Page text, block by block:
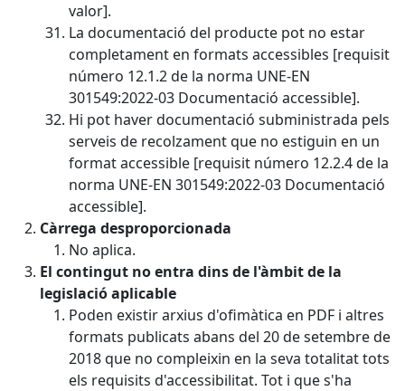
valor].
La documentació del producte pot no estar
completament en formats accessibles [requisit
número 12.1.2 de la norma UNE-EN
301549:2022-03 Documentació accessible].
Hi pot haver documentació subministrada pels
serveis de recolzament que no estiguin en un
format accessible [requisit número 12.2.4 de la
norma UNE-EN 301549:2022-03 Documentació
accessible].
Càrrega desproporcionada
No aplica.
El contingut no entra dins de l'àmbit de la
legislació aplicable
Poden existir arxius d'ofimàtica en PDF i altres
formats publicats abans del 20 de setembre de
2018 que no compleixin en la seva totalitat tots
els requisits d'accessibilitat. Tot i que s'ha